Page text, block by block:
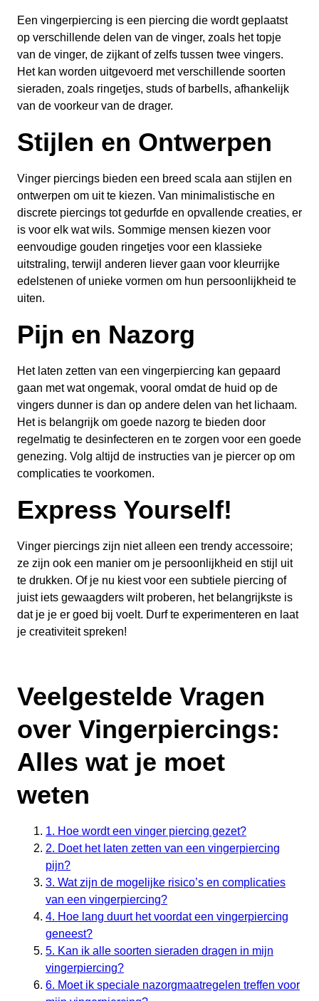
Een vingerpiercing is een piercing die wordt geplaatst
op verschillende delen van de vinger, zoals het topje
van de vinger, de zijkant of zelfs tussen twee vingers.
Het kan worden uitgevoerd met verschillende soorten
sieraden, zoals ringetjes, studs of barbells, afhankelijk
van de voorkeur van de drager.
Stijlen en Ontwerpen
Vinger piercings bieden een breed scala aan stijlen en
ontwerpen om uit te kiezen. Van minimalistische en
discrete piercings tot gedurfde en opvallende creaties, er
is voor elk wat wils. Sommige mensen kiezen voor
eenvoudige gouden ringetjes voor een klassieke
uitstraling, terwijl anderen liever gaan voor kleurrijke
edelstenen of unieke vormen om hun persoonlijkheid te
uiten.
Pijn en Nazorg
Het laten zetten van een vingerpiercing kan gepaard
gaan met wat ongemak, vooral omdat de huid op de
vingers dunner is dan op andere delen van het lichaam.
Het is belangrijk om goede nazorg te bieden door
regelmatig te desinfecteren en te zorgen voor een goede
genezing. Volg altijd de instructies van je piercer op om
complicaties te voorkomen.
Express Yourself!
Vinger piercings zijn niet alleen een trendy accessoire;
ze zijn ook een manier om je persoonlijkheid en stijl uit
te drukken. Of je nu kiest voor een subtiele piercing of
juist iets gewaagders wilt proberen, het belangrijkste is
dat je je er goed bij voelt. Durf te experimenteren en laat
je creativiteit spreken!
Veelgestelde Vragen
over Vingerpiercings:
Alles wat je moet
weten
1. Hoe wordt een vinger piercing gezet?
2. Doet het laten zetten van een vingerpiercing
pijn?
3. Wat zijn de mogelijke risico’s en complicaties
van een vingerpiercing?
4. Hoe lang duurt het voordat een vingerpiercing
geneest?
5. Kan ik alle soorten sieraden dragen in mijn
vingerpiercing?
6. Moet ik speciale nazorgmaatregelen treffen voor